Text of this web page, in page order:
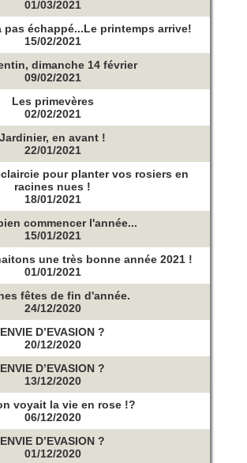
01/03/2021
pas échappé...Le printemps arrive!
15/02/2021
dimanche 14 février
09/02/2021
Les primevères
02/02/2021
Jardinier, en avant !
22/01/2021
pour planter vos rosiers en
racines nues !
18/01/2021
commencer l'année...
15/01/2021
une très bonne année 2021 !
01/01/2021
fêtes de fin d'année.
24/12/2020
ENVIE D’EVASION ?
20/12/2020
ENVIE D’EVASION ?
13/12/2020
voyait la vie en rose !?
06/12/2020
ENVIE D’EVASION ?
01/12/2020